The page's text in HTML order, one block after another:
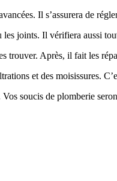
Il s’assurera de
joints. Il vérifiera aussi
trouver. Après, il fait les
et des moisissures.
soucis de plomberie